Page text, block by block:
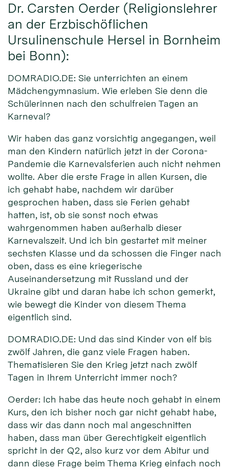
Dr. Carsten Oerder (Religionslehrer
an der Erzbischöflichen
Ursulinenschule Hersel in Bornheim
bei Bonn):
DOMRADIO.DE: Sie unterrichten an einem
Mädchengymnasium. Wie erleben Sie denn die
Schülerinnen nach den schulfreien Tagen an
Karneval?
Wir haben das ganz vorsichtig angegangen, weil
man den Kindern natürlich jetzt in der Corona-
Pandemie die Karnevalsferien auch nicht nehmen
wollte. Aber die erste Frage in allen Kursen, die
ich gehabt habe, nachdem wir darüber
gesprochen haben, dass sie Ferien gehabt
hatten, ist, ob sie sonst noch etwas
wahrgenommen haben außerhalb dieser
Karnevalszeit. Und ich bin gestartet mit meiner
sechsten Klasse und da schossen die Finger nach
oben, dass es eine kriegerische
Auseinandersetzung mit Russland und der
Ukraine gibt und daran habe ich schon gemerkt,
wie bewegt die Kinder von diesem Thema
eigentlich sind.
DOMRADIO.DE: Und das sind Kinder von elf bis
zwölf Jahren, die ganz viele Fragen haben.
Thematisieren Sie den Krieg jetzt nach zwölf
Tagen in Ihrem Unterricht immer noch?
Oerder: Ich habe das heute noch gehabt in einem
Kurs, den ich bisher noch gar nicht gehabt habe,
dass wir das dann noch mal angeschnitten
haben, dass man über Gerechtigkeit eigentlich
spricht in der Q2, also kurz vor dem Abitur und
dann diese Frage beim Thema Krieg einfach noch